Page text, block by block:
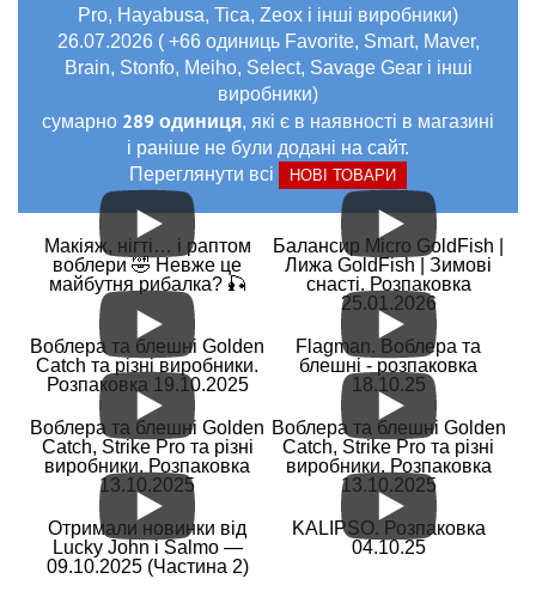
Pro, Hayabusa, Tica, Zeox і інші виробники)
26.07.2026 ( +66 одиниць Favorite, Smart, Maver,
Brain, Stonfo, Meiho, Select, Savage Gear і інші
виробники)
сумарно 289 одиниця, які є в наявності в магазині
і раніше не були додані на сайт.
Переглянути всі
НОВІ ТОВАРИ
Макіяж, нігті… і раптом
воблери 🤣 Невже це
майбутня рибалка? 🎣
Балансир Micro GoldFish |
Лижа GoldFish | Зимові
снасті. Розпаковка
25.01.2026
Воблера та блешні Golden
Catch та різні виробники.
Розпаковка 19.10.2025
Flagman. Воблера та
блешні - розпаковка
18.10.25
Воблера та блешні Golden
Catch, Strike Pro та різні
виробники. Розпаковка
13.10.2025
Воблера та блешні Golden
Catch, Strike Pro та різні
виробники. Розпаковка
13.10.2025
Отримали новинки від
Lucky John і Salmo —
09.10.2025 (Частина 2)
KALIPSO. Розпаковка
04.10.25